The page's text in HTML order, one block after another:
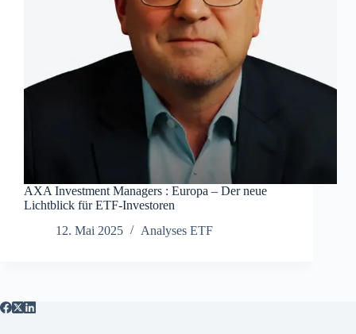
AXA Investment Managers : Europa – Der neue
Lichtblick für ETF-Investoren
12. Mai 2025
Analyses ETF